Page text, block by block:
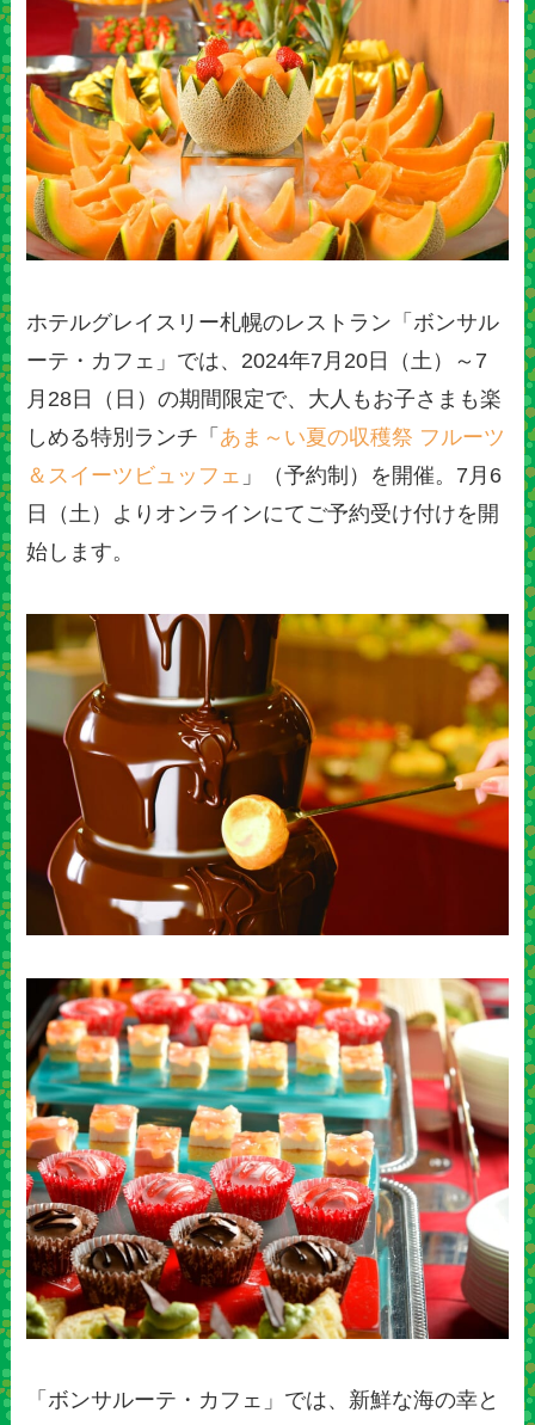
ホテルグレイスリー札幌のレストラン「ボンサル
ーテ・カフェ」では、2024年7月20日（土）～7
月28日（日）の期間限定で、大人もお子さまも楽
しめる特別ランチ「 あま～い夏の収穫祭 フルーツ
＆スイーツビュッフェ 」（予約制）を開催。7月6
日（土）よりオンラインにてご予約受け付けを開
始します。
「ボンサルーテ・カフェ」では、新鮮な海の幸と